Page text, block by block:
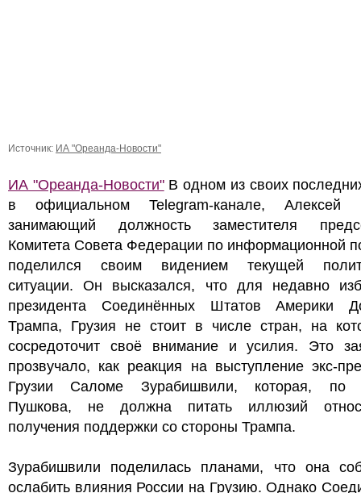
Источник: ИА "Ореанда-Новости"
ИА "Ореанда-Новости"В одном из своих
в официальном Telegram-канале, Алексей
занимающий должность заместителя
Комитета Совета Федерации по информационной
поделился своим видением текущей
ситуации. Он высказался, что для недавно
президента Соединённых Штатов Америки
Трампа, Грузия не стоит в числе стран, на
сосредоточит своё внимание и усилия. Это
прозвучало, как реакция на выступление экс-
Грузии Саломе Зурабишвили, которая, по
Пушкова, не должна питать иллюзий
получения поддержки со стороны Трампа.
Зурабишвили поделилась планами, что она
ослабить влияния России на Грузию. Однако